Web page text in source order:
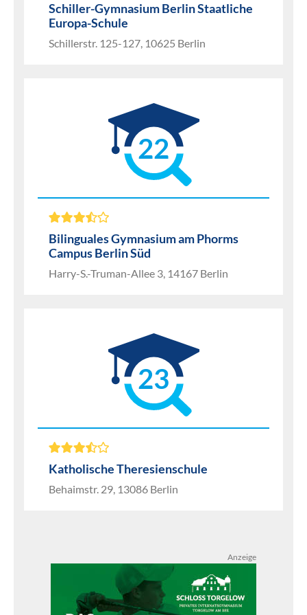
Schiller-Gymnasium Berlin Staatliche
Europa-Schule
Schillerstr. 125-127, 10625 Berlin
22
Bilinguales Gymnasium am Phorms
Campus Berlin Süd
Harry-S.-Truman-Allee 3, 14167 Berlin
23
Katholische Theresienschule
Behaimstr. 29, 13086 Berlin
Anzeige